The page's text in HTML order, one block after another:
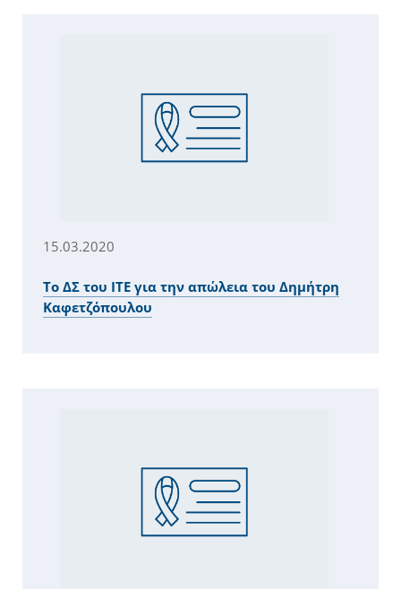
15.03.2020
Το ΔΣ του ΙΤΕ για την απώλεια του Δημήτρη
Καφετζόπουλου